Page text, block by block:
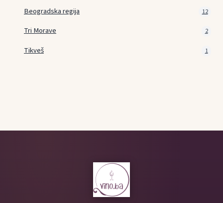
Beogradska regija 12
Tri Morave 2
Tikveš 1